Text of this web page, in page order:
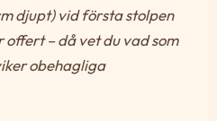
djupt) vid första stolpen
offert – då vet du vad som
obehagliga